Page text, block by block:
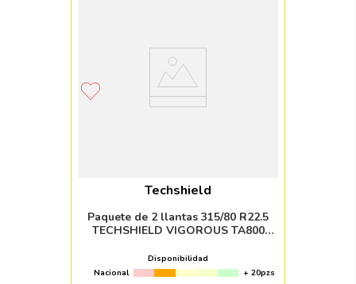
Techshield
Paquete de 2 llantas 315/80 R22.5
TECHSHIELD VIGOROUS TA800
Disponibilidad
Nacional
+ 20pzs